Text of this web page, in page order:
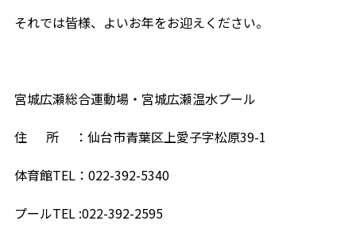
それでは皆様、よいお年をお迎えください。
宮城広瀬総合運動場・宮城広瀬温水プール
住 所 ：仙台市青葉区上愛子字松原39-1
体育館TEL：022-392-5340
プールTEL :022-392-2595